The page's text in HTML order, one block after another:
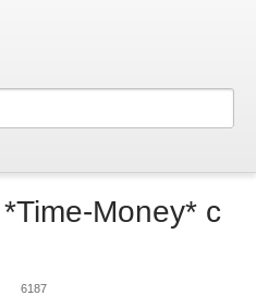
Money* с
6187